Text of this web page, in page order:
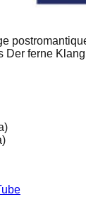
Der ferne